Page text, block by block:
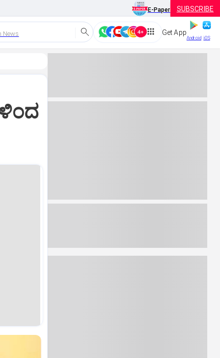
E-Paper SUBSCRIBE
News Get App
Android iOS